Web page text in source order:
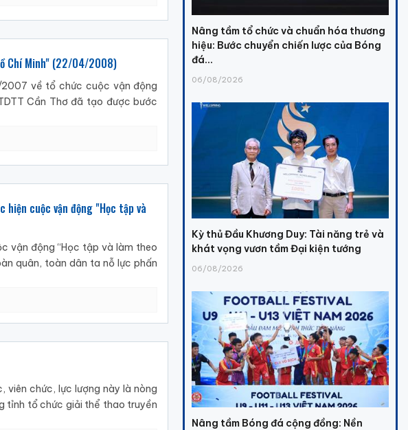
Chí Minh" (22/04/2008)
2007 về tổ chức cuộc vận động
Cần Thơ đã tạo được bước
hiện cuộc vận động "Học tập và
vận động “Học tập và làm theo
quân, toàn dân ta nỗ lực phấn
chức, lực lượng này là nòng
tỉnh tổ chức giải thể thao truyền
Nâng tầm tổ chức và chuẩn hóa thương
hiệu: Bước chuyển chiến lược của Bóng
đá...
06/08/2026
Kỳ thủ Đầu Khương Duy: Tài năng trẻ và
khát vọng vươn tầm Đại kiện tướng
06/08/2026
Nâng tầm Bóng đá cộng đồng: Nền